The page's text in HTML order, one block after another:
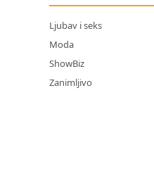
Ljubav i seks
Moda
ShowBiz
Zanimljivo